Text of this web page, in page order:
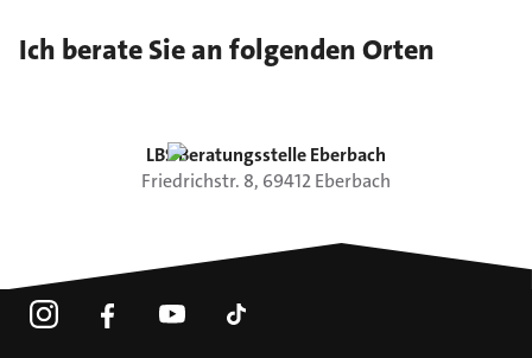
Ich berate Sie an folgenden Orten
LBS Beratungsstelle Eberbach
Friedrichstr. 8, 69412Eberbach